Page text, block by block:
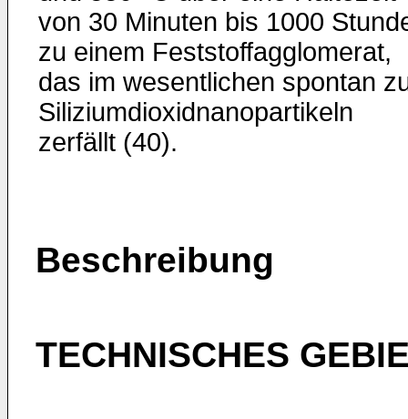
von 30 Minuten bis 1000
zu einem Feststoffagglomerat,
das im wesentlichen spontan
Siliziumdioxidnanopartikeln
zerfällt (40).
Beschreibung
TECHNISCHES